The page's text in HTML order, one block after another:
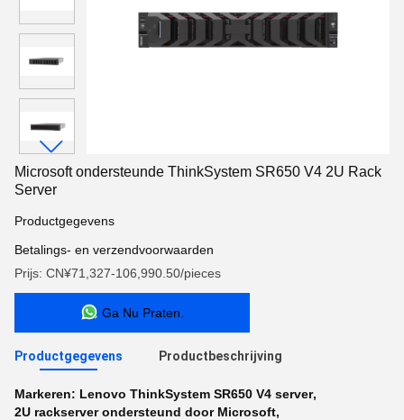
Microsoft ondersteunde ThinkSystem SR650 V4 2U Rack
Server
Productgegevens
Betalings- en verzendvoorwaarden
Prijs: CN¥71,327-106,990.50/pieces
Ga Nu Praten.
Productgegevens Productbeschrijving
Markeren: Lenovo ThinkSystem SR650 V4 server,
2U rackserver ondersteund door Microsoft,